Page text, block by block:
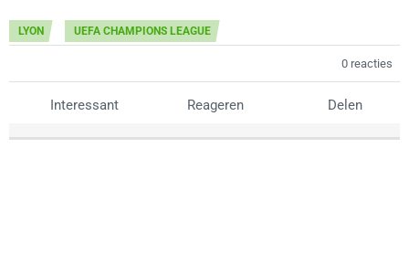
LYON UEFA CHAMPIONS LEAGUE
0 reacties
Interessant Reageren Delen